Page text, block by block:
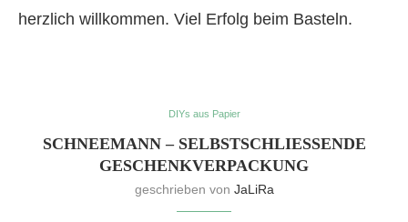
herzlich willkommen. Viel Erfolg beim Basteln.
DIYs aus Papier
SCHNEEMANN – SELBSTSCHLIESSENDE G
ESCHENKVERPACKUNG
geschrieben von JaLiRa